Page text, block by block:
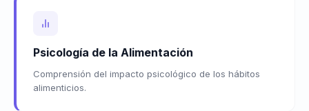
Psicología de la Alimentación
Comprensión del impacto psicológico de los hábitos
alimenticios.